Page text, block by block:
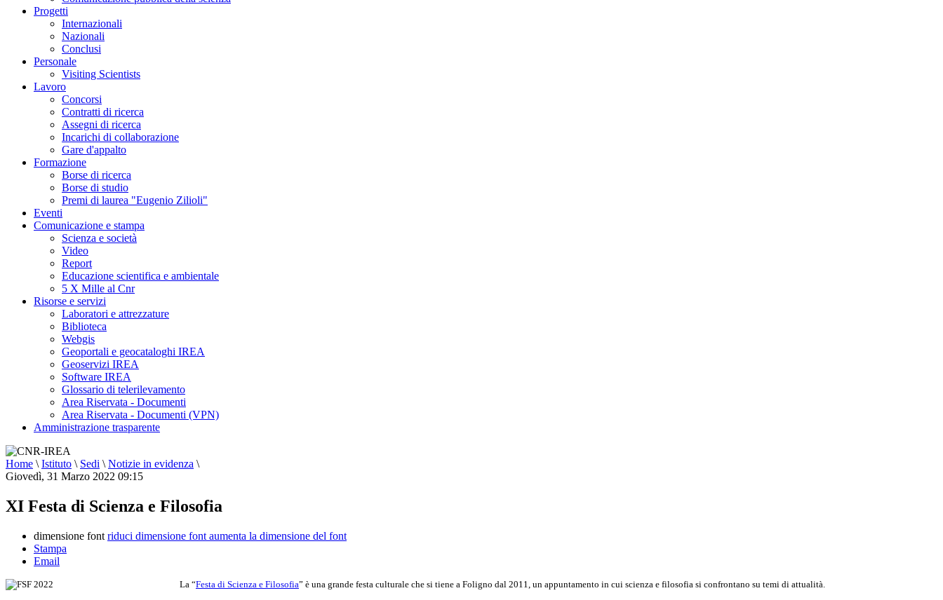
Progetti
Internazionali
Nazionali
Conclusi
Personale
Visiting Scientists
Lavoro
Concorsi
Contratti di ricerca
Assegni di ricerca
Incarichi di collaborazione
Gare d'appalto
Formazione
Borse di ricerca
Borse di studio
Premi di laurea "Eugenio Zilioli"
Eventi
Comunicazione e stampa
Scienza e società
Video
Report
Educazione scientifica e ambientale
5 X Mille al Cnr
Risorse e servizi
Laboratori e attrezzature
Biblioteca
Webgis
Geoportali e geocataloghi IREA
Geoservizi IREA
Software IREA
Glossario di telerilevamento
Area Riservata - Documenti
Area Riservata - Documenti (VPN)
Amministrazione trasparente
Home \ Istituto \ Sedi \ Notizie in evidenza \
Giovedì, 31 Marzo 2022 09:15
XI Festa di Scienza e Filosofia
dimensione font riduci dimensione font aumenta la dimensione del font
Stampa
Email
La “Festa di Scienza e Filosofia” è una grande festa culturale che si tiene a Foligno dal 2011, un appuntamento in cui scienza e filosofia si confrontano su temi di attualità.